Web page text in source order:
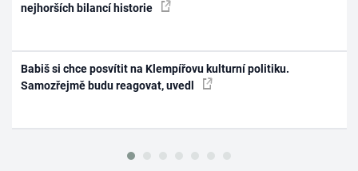
nejhorších bilancí historie
Babiš si chce posvítit na Klempířovu kulturní politiku.
Samozřejmě budu reagovat, uvedl